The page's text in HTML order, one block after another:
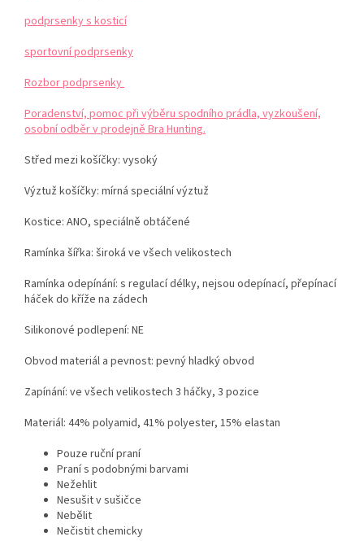
podprsenky s kosticí
sportovní podprsenky
Rozbor podprsenky
Poradenství, pomoc při výběru spodního prádla, vyzkoušení,
osobní odběr v prodejně Bra Hunting.
Střed mezi košíčky: vysoký
Výztuž košíčky: mírná speciální výztuž
Kostice: ANO, speciálně obtáčené
Ramínka šířka: široká ve všech velikostech
Ramínka odepínání: s regulací délky, nejsou odepínací, přepínací
háček do kříže na zádech
Silikonové podlepení: NE
Obvod materiál a pevnost: pevný hladký obvod
Zapínání: ve všech velikostech 3 háčky, 3 pozice
Materiál: 44% polyamid, 41% polyester, 15% elastan
Pouze ruční praní
Praní s podobnými barvami
Nežehlit
Nesušit v sušičce
Nebělit
Nečistit chemicky